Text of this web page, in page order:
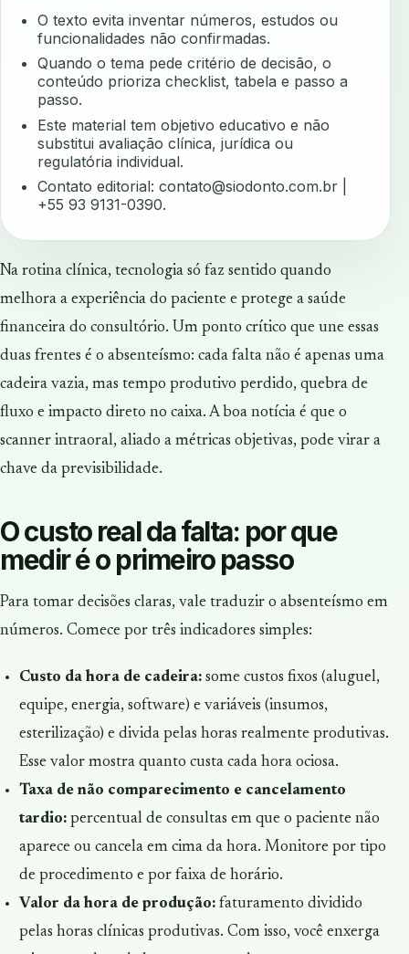
O texto evita inventar números, estudos ou
funcionalidades não confirmadas.
Quando o tema pede critério de decisão, o
conteúdo prioriza checklist, tabela e passo a
passo.
Este material tem objetivo educativo e não
substitui avaliação clínica, jurídica ou
regulatória individual.
Contato editorial:contato@siodonto.com.br
+55 93 9131-0390.
Na rotina clínica, tecnologia só faz sentido quando
melhora a experiência do paciente e protege a saúde
financeira do consultório. Um ponto crítico que une essas
duas frentes é o absenteísmo: cada falta não é apenas uma
cadeira vazia, mas tempo produtivo perdido, quebra de
fluxo e impacto direto no caixa. A boa notícia é que o
scanner intraoral, aliado a métricas objetivas, pode virar a
chave da previsibilidade.
O custo real da falta: por que
medir é o primeiro passo
Para tomar decisões claras, vale traduzir o absenteísmo em
números. Comece por três indicadores simples:
Custo da hora de cadeira:some custos fixos (aluguel,
equipe, energia, software) e variáveis (insumos,
esterilização) e divida pelas horas realmente produtivas.
Esse valor mostra quanto custa cada hora ociosa.
Taxa de não comparecimento e cancelamento
tardio:percentual de consultas em que o paciente não
aparece ou cancela em cima da hora. Monitore por tipo
de procedimento e por faixa de horário.
Valor da hora de produção:faturamento dividido
pelas horas clínicas produtivas. Com isso, você enxerga